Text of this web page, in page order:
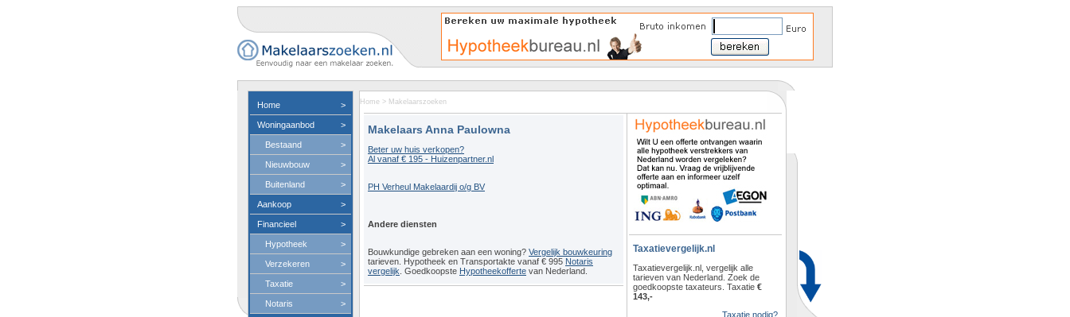
Home >
Woningaanbod >
Bestaand >
Nieuwbouw >
Buitenland >
Aankoop >
Financieel >
Hypotheek >
Verzekeren >
Taxatie >
Notaris >
Home > Makelaarszoeken
Makelaars Anna Paulowna
Beter uw huis verkopen?
Al vanaf € 195 - Huizenpartner.nl
PH Verheul Makelaardij o/g BV
Andere diensten
Bouwkundige gebreken aan een woning? Vergelijk bouwkeuring
tarieven. Hypotheek en Transportakte vanaf € 995 Notaris
vergelijk . Goedkoopste Hypotheekofferte van Nederland.
Taxatievergelijk.nl
Taxatievergelijk.nl, vergelijk alle
tarieven van Nederland. Zoek de
goedkoopste taxateurs. Taxatie €
143,-
Taxatie nodig?